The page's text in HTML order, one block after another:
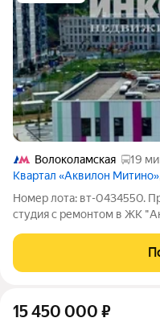
Волоколамская
19
Квартал «Аквилон Митино»
Номер лота: вт-0434550.
студия с ремонтом в ЖК
санузел оформлен
укомплектован
15 450 000 ₽